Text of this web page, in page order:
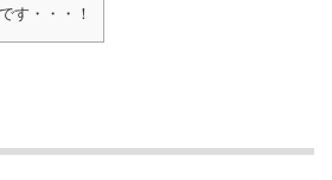
す・・・！